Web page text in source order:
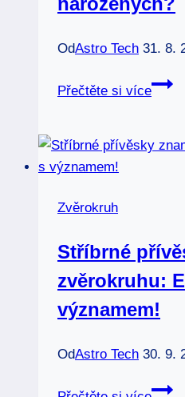
OdAstro Tech 31. 8.
Přečtěte si více
Jak
Zvěrokruh
Stříbrné
zvěrokruhu:
významem!
OdAstro Tech 30. 9.